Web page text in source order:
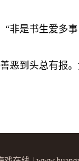
非是书生爱多
恶到头总有报